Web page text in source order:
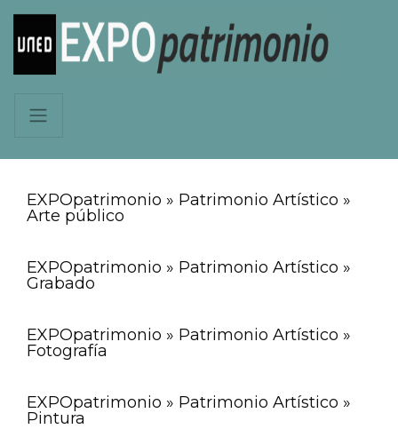
EXPOpatrimonio » Patrimonio Artístico »
Arte público
EXPOpatrimonio » Patrimonio Artístico »
Grabado
EXPOpatrimonio » Patrimonio Artístico »
Fotografía
EXPOpatrimonio » Patrimonio Artístico »
Pintura